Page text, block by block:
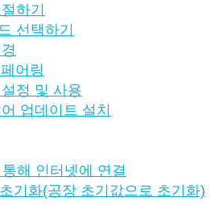
하기
선택하기
어링
정 및 사용
업데이트 설치
해 인터넷에 연결
기화(공장 초기값으로 초기화)